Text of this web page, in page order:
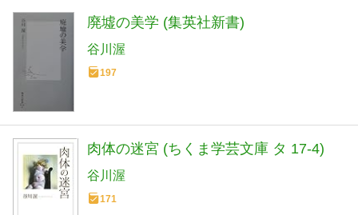
廃墟の美学 (集英社新書)
谷川渥
197
肉体の迷宮 (ちくま学芸文庫 タ 17-4)
谷川渥
171